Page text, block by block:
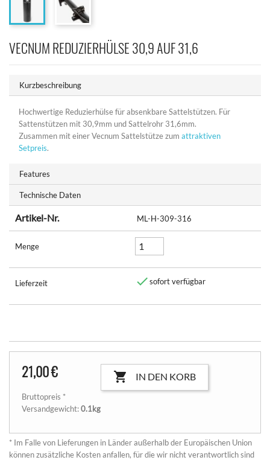
VECNUM REDUZIERHÜLSE 30,9 AUF 31,6
Kurzbeschreibung
Hochwertige Reduzierhülse für absenkbare Sattelstützen. Für
Sattenstützen mit 30,9mm und Sattelrohr 31,6mm.
Zusammen mit einer Vecnum Sattelstütze zum attraktiven
Setpreis.
Features
Technische Daten
Artikel-Nr. ML-H-309-316
Menge
Lieferzeit sofort verfügbar
21,00 €
Bruttopreis *
Versandgewicht:0.1kg
 IN DEN KORB
* Im Falle von Lieferungen in Länder außerhalb der Europäischen Union
können zusätzliche Kosten anfallen, für die wir nicht verantwortlich sind